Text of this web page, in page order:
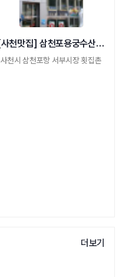
[사천맛집] 삼천포용궁수산시장
사천시 삼천포항 서부시장 횟집촌
더보기